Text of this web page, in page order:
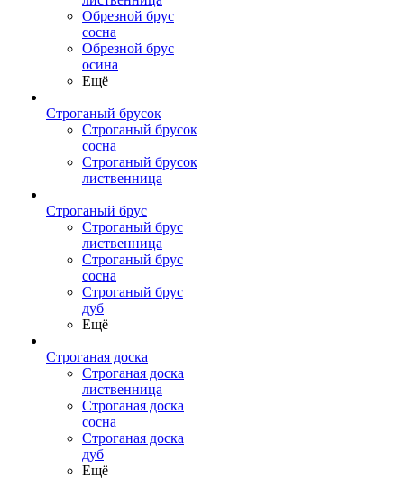
Обрезной брус
сосна
Обрезной брус
осина
Ещё
Строганый брусок
Строганый брусок
сосна
Строганый брусок
лиственница
Строганый брус
Строганый брус
лиственница
Строганый брус
сосна
Строганый брус
дуб
Ещё
Строганая доска
Строганая доска
лиственница
Строганая доска
сосна
Строганая доска
дуб
Ещё